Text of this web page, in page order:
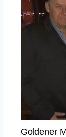
Goldener